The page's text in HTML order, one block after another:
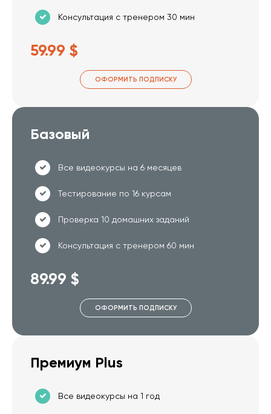
Консультация с тренером 30 мин
59.99 $
ОФОРМИТЬ ПОДПИСКУ
Базовый
Все видеокурсы на 6 месяцев
Тестирование по 16 курсам
Проверка 10 домашних заданий
Консультация с тренером 60 мин
89.99 $
ОФОРМИТЬ ПОДПИСКУ
Премиум Plus
Все видеокурсы на 1 год